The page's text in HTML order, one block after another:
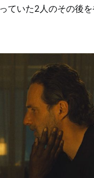
ていた2人のその後